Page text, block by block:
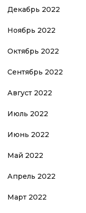
Декабрь 2022
Ноябрь 2022
Октябрь 2022
Сентябрь 2022
Август 2022
Июль 2022
Июнь 2022
Май 2022
Апрель 2022
Март 2022